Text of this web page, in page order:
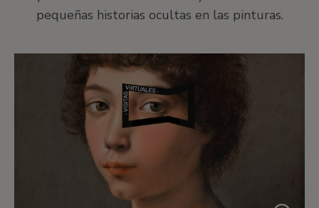
pequeñas historias ocultas en las pinturas.